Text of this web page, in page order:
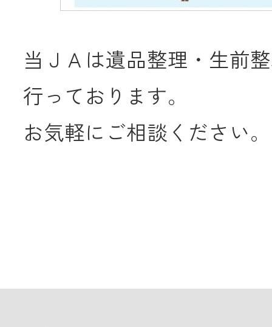
当ＪＡは遺品整理・生前
行っております。
お気軽にご相談ください。